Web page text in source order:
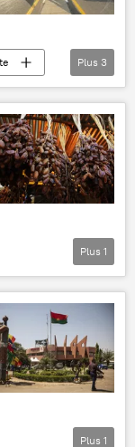
Plus 3
Plus 1
Plus 1